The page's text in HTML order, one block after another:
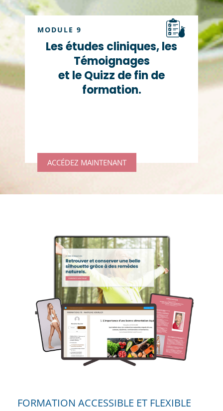
MODULE 9
Les études cliniques, les
Témoignages
et le Quizz de fin de
formation.
ACCÉDEZ MAINTENANT
FORMATION ACCESSIBLE ET FLEXIBLE